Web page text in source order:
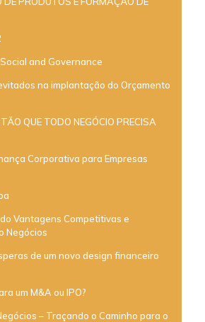
and Governance
na implantação do Orçamento
QUE TODO NEGÓCIO PRECISA
Corporativa para Empresas
Vantagens Competitivas e
Negócios
de um novo design financeiro
um M&A ou IPO?
– Traçando o Caminho para o